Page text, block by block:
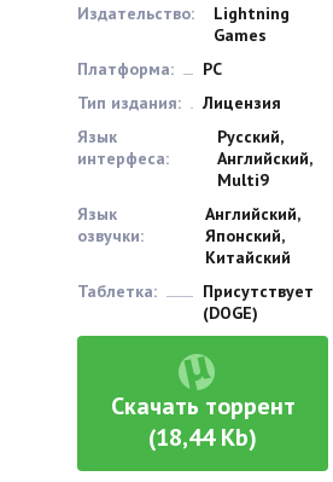
Издательство:
Lightning
Games
Платформа:
PC
Тип издания:
Лицензия
Язык
интерфеса:
Русский,
Английский,
Multi9
Язык
озвучки:
Английский,
Японский,
Китайский
Таблетка:
Присутствует
(DOGE)
Скачать торрент
(18,44 Kb)